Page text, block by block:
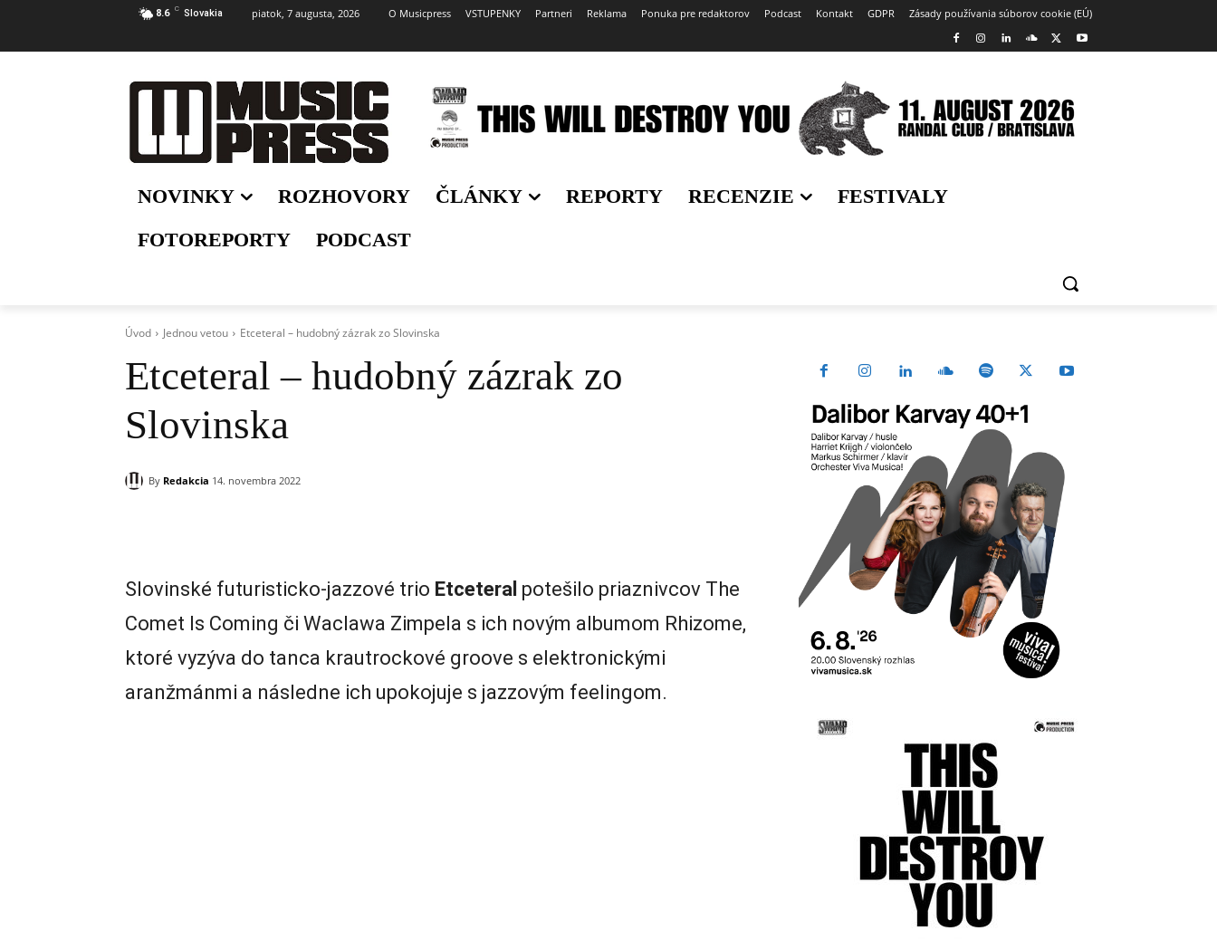
8.6 C Slovakia piatok, 7 augusta, 2026 O Musicpress VSTUPENKY Partneri Reklama Ponuka pre redaktorov Podcast Kontakt GDPR Zásady používania súborov cookie (EÚ)
NOVINKY ROZHOVORY ČLÁNKY REPORTY RECENZIE
FESTIVALY
FOTOREPORTY
PODCAST
Úvod Jednou vetou Etceteral – hudobný zázrak zo Slovinska
Etceteral – hudobný zázrak zo
Slovinska
By Redakcia 14. novembra 2022
Slovinské futuristicko-jazzové trio Etceteral potešilo priaznivcov The
Comet Is Coming či Waclawa Zimpela s ich novým albumom Rhizome,
ktoré vyzýva do tanca krautrockové groove s elektronickými
aranžmánmi a následne ich upokojuje s jazzovým feelingom.